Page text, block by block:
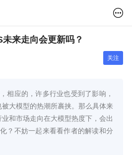
来走向会更新吗？
关注
相应的，许多行业也受到了影响，
大模型的热潮所裹挟。那么具体来
和市场走向在大模型热度下，会出
？不妨一起来看看作者的解读和分